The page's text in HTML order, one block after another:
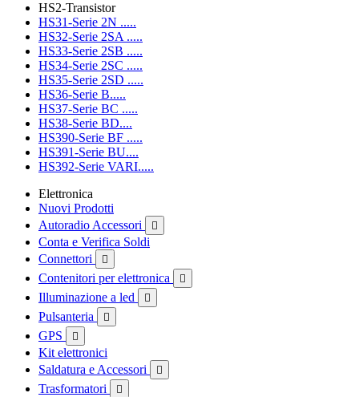
HS2-Transistor
HS31-Serie 2N .....
HS32-Serie 2SA .....
HS33-Serie 2SB .....
HS34-Serie 2SC .....
HS35-Serie 2SD .....
HS36-Serie B.....
HS37-Serie BC .....
HS38-Serie BD....
HS390-Serie BF .....
HS391-Serie BU....
HS392-Serie VARI.....
Elettronica
Nuovi Prodotti
Autoradio Accessori

Conta e Verifica Soldi
Connettori

Contenitori per elettronica 
Illuminazione a led 
Pulsanteria 
GPS 
Kit elettronici
Saldatura e Accessori

Trasformatori 